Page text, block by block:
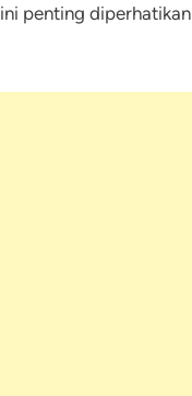
penting diperhatikan